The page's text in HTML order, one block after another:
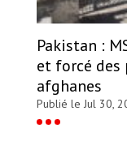
Pakistan :
et forcé des
afghanes
Publié le Jul 30,